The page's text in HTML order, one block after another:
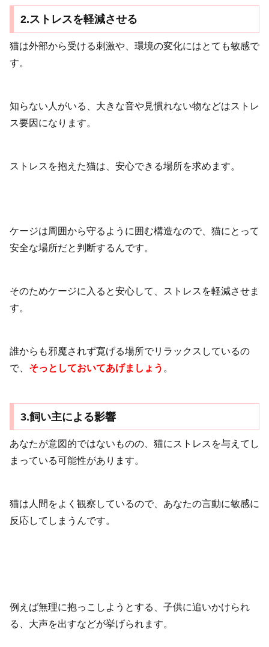
2.ストレスを軽減させる
猫は外部から受ける刺激や、環境の変化にはとても敏感で
す。
知らない人がいる、大きな音や見慣れない物などはストレ
ス要因になります。
ストレスを抱えた猫は、安心できる場所を求めます。
ケージは周囲から守るように囲む構造なので、猫にとって
安全な場所だと判断するんです。
そのためケージに入ると安心して、ストレスを軽減させま
す。
誰からも邪魔されず寛げる場所でリラックスしているの
で、 そっとしておいてあげましょう 。
3.飼い主による影響
あなたが意図的ではないものの、猫にストレスを与えてし
まっている可能性があります。
猫は人間をよく観察しているので、あなたの言動に敏感に
反応してしまうんです。
例えば無理に抱っこしようとする、子供に追いかけられ
る、大声を出すなどが挙げられます。